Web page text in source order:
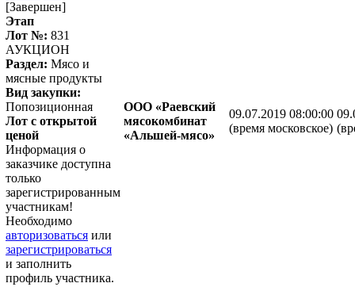
[Завершен]
Этап
Лот №: 831
АУКЦИОН
Раздел: Мясо и
мясные продукты
Вид закупки:
Попозиционная
Лот с открытой
ценой
Информация о
заказчике доступна
только
зарегистрированным
участникам!
Необходимо
авторизоваться или
зарегистрироваться
и заполнить
профиль участника.
ООО «Раевский
мясокомбинат
«Альшей-мясо»
09.07.2019 08:00:00
(время московское)